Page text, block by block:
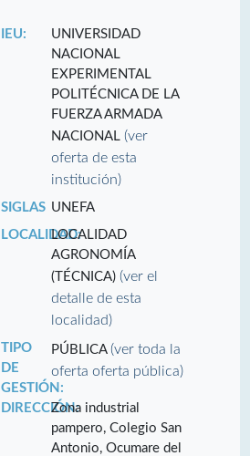
IEU:
UNIVERSIDAD
NACIONAL
EXPERIMENTAL
POLITÉCNICA DE LA
FUERZA ARMADA
NACIONAL(ver
oferta de esta
institución)
SIGLAS UNEFA
LOCALIDAD:LOCALIDAD
AGRONOMÍA
(TÉCNICA)(ver el
detalle de esta
localidad)
TIPO
DE
GESTIÓN:
PÚBLICA(ver toda la
oferta oferta pública)
DIRECCIÓN:Zona industrial
pampero, Colegio San
Antonio, Ocumare del